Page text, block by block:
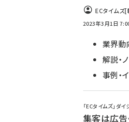
ECタイムズ[
2023年3月1日
業界動
解説・
事例・
「ECタイムズ」ダイ
集客は広告